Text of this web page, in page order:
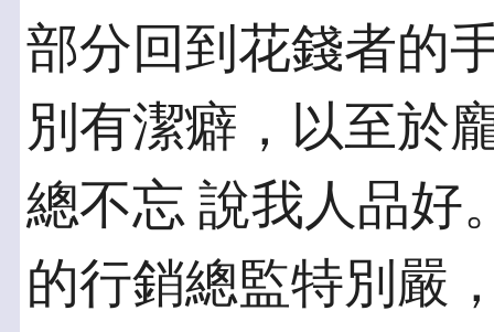
部分回到花錢者的
別有潔癖，以至於
總不忘 說我人品好
的行銷總監特別嚴